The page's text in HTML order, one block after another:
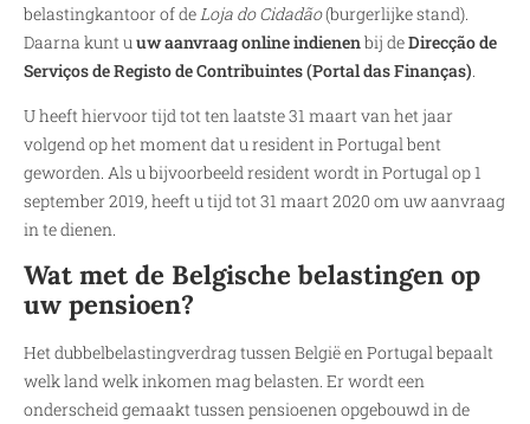
belastingkantoor of de Loja do Cidadão(burgerlijke stand).
Daarna kunt u uw aanvraag online indienen bij deDirecção de
Serviços de Registo de Contribuintes (Portal das Finanças)
U heeft hiervoor tijd tot ten laatste 31 maart van het jaar
volgend op het moment dat u resident in Portugal bent
geworden. Als u bijvoorbeeld resident wordt in Portugal op 1
september 2019, heeft u tijd tot 31 maart 2020 om uw aanvraag
in te dienen.
Wat met de Belgische belastingen op
uw pensioen?
Het dubbelbelastingverdrag tussen België en Portugal bepaalt
welk land welk inkomen mag belasten. Er wordt een
onderscheid gemaakt tussen pensioenen opgebouwd in de